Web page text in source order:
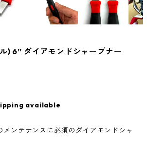
) 6” ダイアモンドシャープナー
available
ンテナンスに必須のダイアモンドシャ